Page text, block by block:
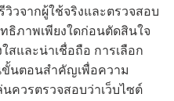
วจากผู้ใช้จริงและตรวจสอบ
ธิภาพเพียงใดก่อนตัดสินใจ
สและน่าเชื่อถือ การเลือก
ขั้นตอนสำคัญเพื่อความ
ควรตรวจสอบว่าเว็บไซต์